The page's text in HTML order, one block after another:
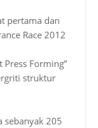
pertama dan
Race 2012
Press Forming”
struktur
sebanyak 205